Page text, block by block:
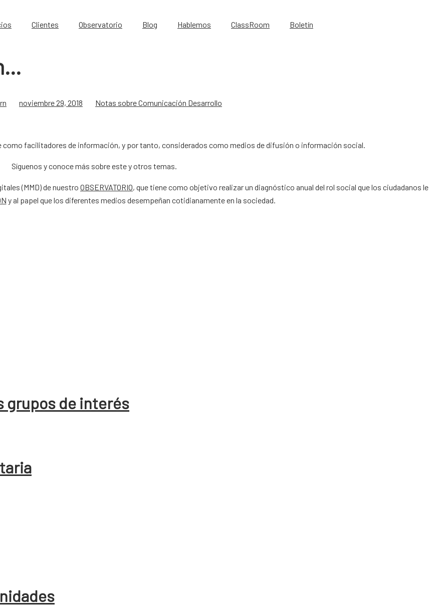
Clientes Observatorio Blog Hablemos ClassRoom Boletín
noviembre 29, 2018 Notas sobre Comunicación Desarrollo
facilitadores de información, y por tanto, considerados como medios de difusión o información social.
Síguenos y conoce más sobre este y otros temas.
(MMD) de nuestro OBSERVATORIO, que tiene como objetivo realizar un diagnóstico anual del rol social que los ciudadanos le
y al papel que los diferentes medios desempeñan cotidianamente en la sociedad.
grupos de interés